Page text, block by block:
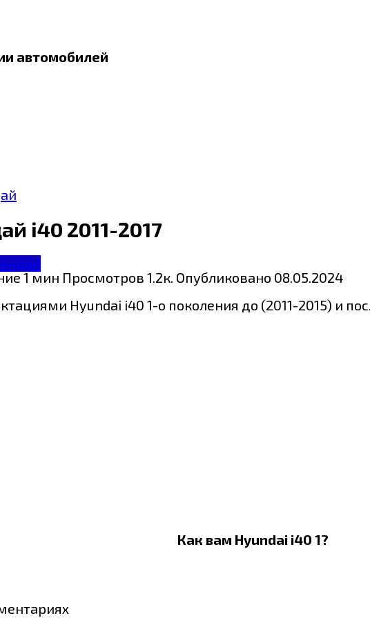
автомобилей
i40 2011-2017
1 мин Просмотров 1.2к. Опубликовано 08.05.2024
Hyundai i40 1-о поколения до (2011-2015) и
Как вам Hyundai i40 1?